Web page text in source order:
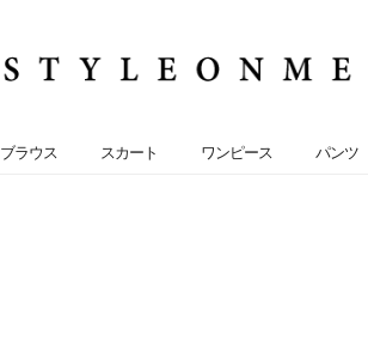
ブラウス スカート ワンピース パンツ